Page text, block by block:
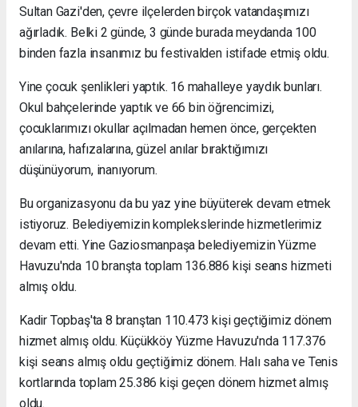
Sultan Gazi'den, çevre ilçelerden birçok vatandaşımızı
ağırladık. Belki 2 günde, 3 günde burada meydanda 100
binden fazla insanımız bu festivalden istifade etmiş oldu.
Yine çocuk şenlikleri yaptık. 16 mahalleye yaydık bunları.
Okul bahçelerinde yaptık ve 66 bin öğrencimizi,
çocuklarımızı okullar açılmadan hemen önce, gerçekten
anılarına, hafızalarına, güzel anılar bıraktığımızı
düşünüyorum, inanıyorum.
Bu organizasyonu da bu yaz yine büyüterek devam etmek
istiyoruz. Belediyemizin komplekslerinde hizmetlerimiz
devam etti. Yine Gaziosmanpaşa belediyemizin Yüzme
Havuzu'nda 10 branşta toplam 136.886 kişi seans hizmeti
almış oldu.
Kadir Topbaş'ta 8 branştan 110.473 kişi geçtiğimiz dönem
hizmet almış oldu. Küçükköy Yüzme Havuzu'nda 117.376
kişi seans almış oldu geçtiğimiz dönem. Halı saha ve Tenis
kortlarında toplam 25.386 kişi geçen dönem hizmet almış
oldu.